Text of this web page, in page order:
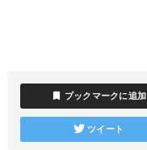
bookmark ブックマークに追加
ツイート